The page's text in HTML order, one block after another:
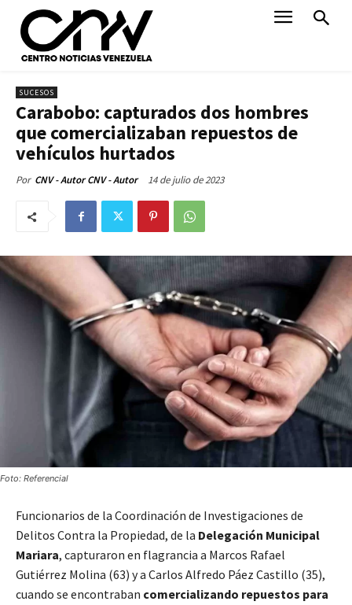
SUCESOS
Carabobo: capturados dos hombres
que comercializaban repuestos de
vehículos hurtados
Por CNV - Autor CNV - Autor 14 de julio de 2023
Foto: Referencial
Funcionarios de la Coordinación de Investigaciones de
Delitos Contra la Propiedad, de la Delegación Municipal
Mariara, capturaron en flagrancia a Marcos Rafael
Gutiérrez Molina (63) y a Carlos Alfredo Páez Castillo (35),
cuando se encontraban comercializando repuestos para